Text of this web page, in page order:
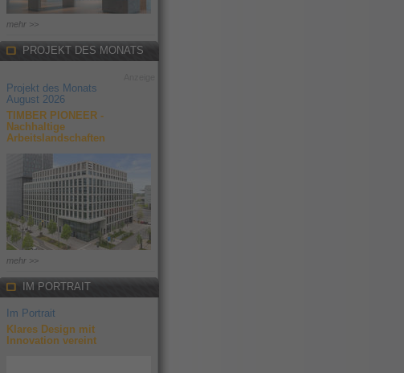
mehr >>
PROJEKT DES MONATS
Projekt des Monats
August 2026
TIMBER PIONEER -
Nachhaltige
Arbeitslandschaften
mehr >>
IM PORTRAIT
Im Portrait
Klares Design mit
Innovation vereint